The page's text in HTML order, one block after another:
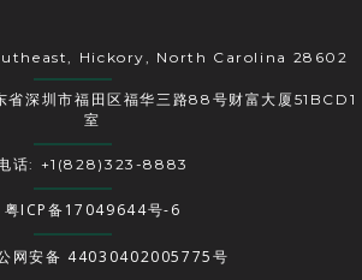
Hickory, North Carolina 28602
省深圳市福田区福华三路88号财富大厦51BCD1
室
话: +1(828)323-8883
粤ICP备17049644号-6
网安备 44030402005775号